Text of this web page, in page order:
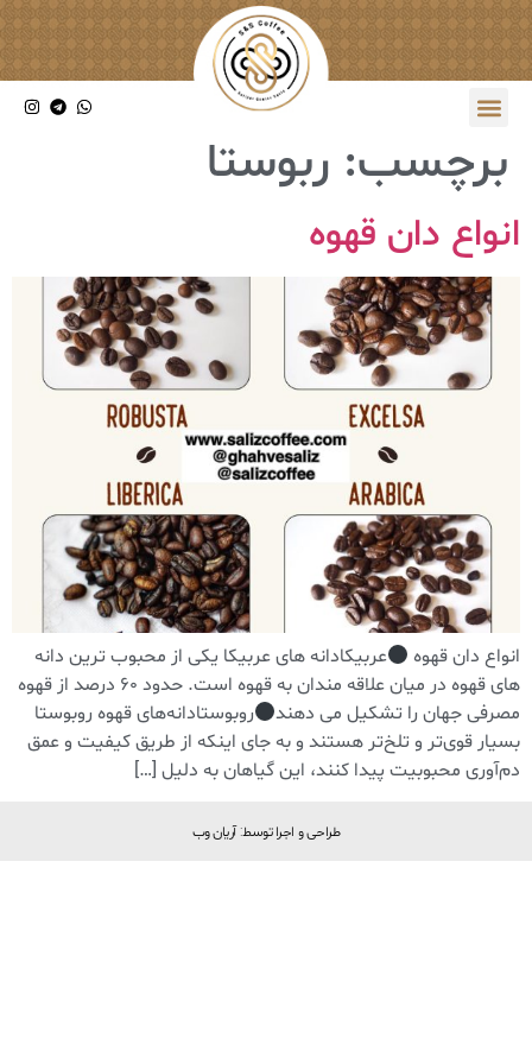
برچسب: ربوستا
انواع دان قهوه
انواع دان قهوه
عربیکادانه های عربیکا یکی از محبوب ترین دانه
های قهوه در میان علاقه مندان به قهوه است. حدود 60 درصد از قهوه
مصرفی جهان را تشکیل می دهند
روبوستادانه‌های قهوه روبوستا
بسیار قوی‌تر و تلخ‌تر هستند و به جای اینکه از طریق کیفیت و عمق
دم‌آوری محبوبیت پیدا کنند، این گیاهان به دلیل […]
طراحی و اجرا توسط: آریان وب